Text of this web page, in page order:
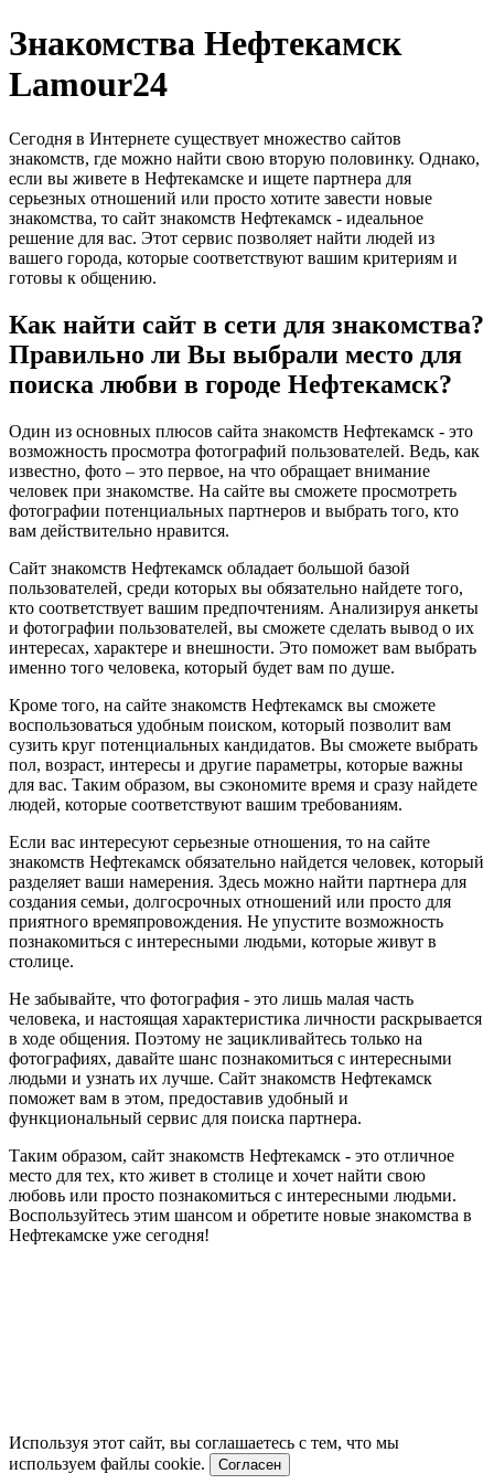
Знакомства Нефтекамск
Lamour24
Сегодня в Интернете существует множество сайтов
знакомств, где можно найти свою вторую половинку. Однако,
если вы живете в Нефтекамске и ищете партнера для
серьезных отношений или просто хотите завести новые
знакомства, то сайт знакомств Нефтекамск - идеальное
решение для вас. Этот сервис позволяет найти людей из
вашего города, которые соответствуют вашим критериям и
готовы к общению.
Как найти сайт в сети для знакомства?
Правильно ли Вы выбрали место для
поиска любви в городе Нефтекамск?
Один из основных плюсов сайта знакомств Нефтекамск - это
возможность просмотра фотографий пользователей. Ведь, как
известно, фото – это первое, на что обращает внимание
человек при знакомстве. На сайте вы сможете просмотреть
фотографии потенциальных партнеров и выбрать того, кто
вам действительно нравится.
Сайт знакомств Нефтекамск обладает большой базой
пользователей, среди которых вы обязательно найдете того,
кто соответствует вашим предпочтениям. Анализируя анкеты
и фотографии пользователей, вы сможете сделать вывод о их
интересах, характере и внешности. Это поможет вам выбрать
именно того человека, который будет вам по душе.
Кроме того, на сайте знакомств Нефтекамск вы сможете
воспользоваться удобным поиском, который позволит вам
сузить круг потенциальных кандидатов. Вы сможете выбрать
пол, возраст, интересы и другие параметры, которые важны
для вас. Таким образом, вы сэкономите время и сразу найдете
людей, которые соответствуют вашим требованиям.
Если вас интересуют серьезные отношения, то на сайте
знакомств Нефтекамск обязательно найдется человек, который
разделяет ваши намерения. Здесь можно найти партнера для
создания семьи, долгосрочных отношений или просто для
приятного времяпровождения. Не упустите возможность
познакомиться с интересными людьми, которые живут в
столице.
Не забывайте, что фотография - это лишь малая часть
человека, и настоящая характеристика личности раскрывается
в ходе общения. Поэтому не зацикливайтесь только на
фотографиях, давайте шанс познакомиться с интересными
людьми и узнать их лучше. Сайт знакомств Нефтекамск
поможет вам в этом, предоставив удобный и
функциональный сервис для поиска партнера.
Таким образом, сайт знакомств Нефтекамск - это отличное
место для тех, кто живет в столице и хочет найти свою
любовь или просто познакомиться с интересными людьми.
Воспользуйтесь этим шансом и обретите новые знакомства в
Нефтекамске уже сегодня!
Используя этот сайт, вы соглашаетесь с тем, что мы
используем файлы cookie.
Согласен